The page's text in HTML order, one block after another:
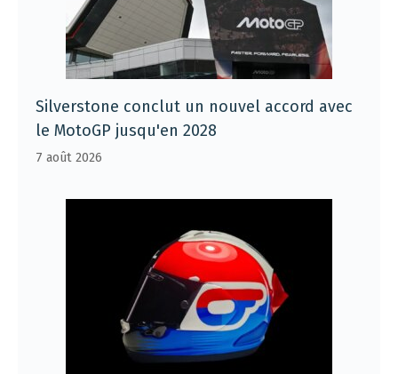
Silverstone conclut un nouvel accord avec
le MotoGP jusqu'en 2028
7 août 2026